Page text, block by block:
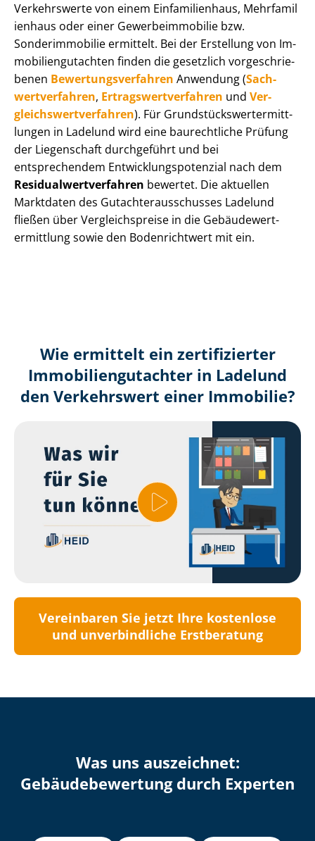
Verkehrswerte von einem Einfamilienhaus, Mehr­fa­mi­l
i­en­haus oder einer Ge­wer­be­im­mo­bi­lie bzw.
Sonderimmobilie ermittelt. Bei der Erstellung von Im­
mo­bi­li­en­gut­ach­ten finden die gesetzlich vor­ge­schrie­
be­nen Be­wer­tungs­ver­fah­ren Anwendung (Sach­
wert­ver­fah­ren, Er­trags­wert­ver­fah­ren und Ver­
gleichs­wert­ver­fah­ren). Für Grund­stücks­wert­ermitt­
lun­gen in Ladelund wird eine baurechtliche Prüfung
der Liegenschaft durchgeführt und bei
entsprechendem Ent­wick­lungs­po­ten­zi­al nach dem
Re­si­du­al­wert­ver­fah­ren bewertet. Die aktuellen
Marktdaten des Gut­ach­ter­aus­schus­ses Ladelund
fließen über Ver­gleichs­prei­se in die Ge­bäu­de­wert­
ermitt­lung sowie den Bodenrichtwert mit ein.
Wie ermittelt ein zertifizierter
Immobilien­gutachter in Ladelund
den Verkehrswert einer Immobilie?
Vereinbaren Sie jetzt Ihre kostenlose
und unverbindliche Erstberatung
Was uns auszeichnet:
Ge­bäu­de­be­wer­tung durch Experten